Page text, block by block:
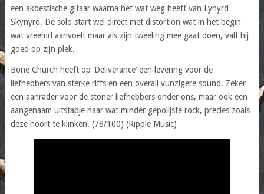
een akoestische gitaar waarna het wat weg heeft van Lynyrd
Skynyrd. De solo start wel direct met distortion wat in het begin
wat vreemd aanvoelt maar als zijn tweeling mee gaat doen, valt hij
goed op zijn plek.
Bone Church heeft op ‘Deliverance’ een levering voor de
liefhebbers van sterke riffs en een overall vunzigere sound. Zeker
een aanrader voor de stoner liefhebbers onder ons, maar ook een
aangenaam uitstapje naar wat minder gepolijste rock, precies zoals
deze hoort te klinken. (78/100) (Ripple Music)